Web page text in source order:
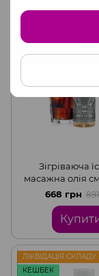
Зігріваюча
масажна олія
HOT OIL, 100
668 грн
ЛІКВІДАЦІЯ СКЛАДУ
КЕШБЕК